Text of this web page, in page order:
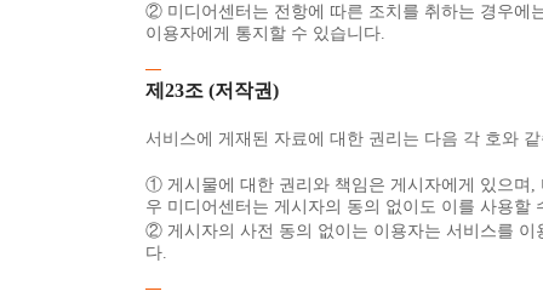
② 미디어센터는 전항에 따른 조치를 취하는 경우에
이용자에게 통지할 수 있습니다.
제23조 (저작권)
서비스에 게재된 자료에 대한 권리는 다음 각 호와
① 게시물에 대한 권리와 책임은 게시자에게 있으며,
우 미디어센터는 게시자의 동의 없이도 이를 사용할
② 게시자의 사전 동의 없이는 이용자는 서비스를 이
다.